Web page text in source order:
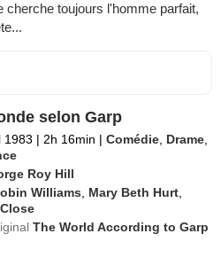
cherche toujours l'homme parfait,
selon Garp
1983 | 2h 16min | Comédie Drame
Roy Hill
Williams Mary Beth Hurt
The World According to Garp